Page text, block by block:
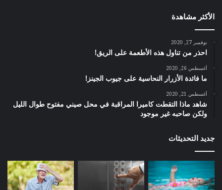
الأكثر مشاهدة
نوفمبر 27, 2020
احذر من تناول هذه الأطعمة على الريق!
أغسطس 26, 2020
ما فائدة الأزرار النحاسية على جيوب الجينز!
أغسطس 21, 2020
شاهد ماذا التقطت كاميرا المراقبة في محل صيني مفتوح طوال الليل
ولكن صاحبه غير موجود
جديد التحديثات